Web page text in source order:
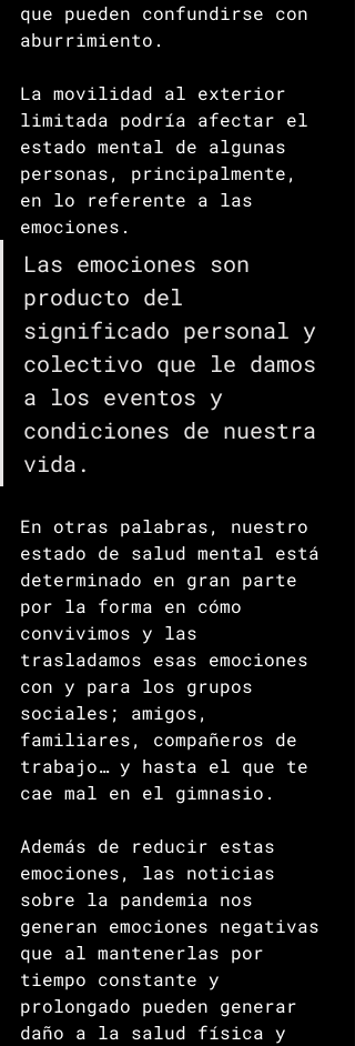
que pueden confundirse con
aburrimiento.
La movilidad al exterior
limitada podría afectar el
estado mental de algunas
personas, principalmente,
en lo referente a las
emociones.
Las emociones son
producto del
significado personal y
colectivo que le damos
a los eventos y
condiciones de nuestra
vida.
En otras palabras, nuestro
estado de salud mental está
determinado en gran parte
por la forma en cómo
convivimos y las
trasladamos esas emociones
con y para los grupos
sociales; amigos,
familiares, compañeros de
trabajo… y hasta el que te
cae mal en el gimnasio.
Además de reducir estas
emociones, las noticias
sobre la pandemia nos
generan emociones negativas
que al mantenerlas por
tiempo constante y
prolongado pueden generar
daño a la salud física y